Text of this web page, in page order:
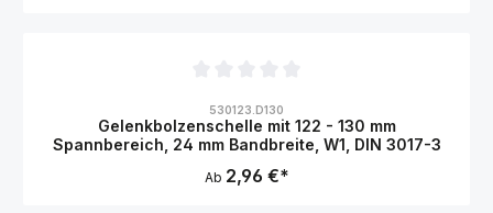
530123.D130
Gelenkbolzenschelle mit 122 - 130 mm
Spannbereich, 24 mm Bandbreite, W1, DIN 3017-3
Ab 2,96 €*